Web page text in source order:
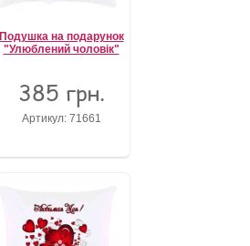
Подушка на подарунок
"Улюблений чоловік"
385 грн.
Артикул: 71661